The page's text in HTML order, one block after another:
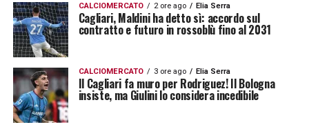
CALCIOMERCATO 2 ore ago Elia Serra
Cagliari, Maldini ha detto sì: accordo sul
contratto e futuro in rossoblù fino al 2031
CALCIOMERCATO 3 ore ago Elia Serra
Il Cagliari fa muro per Rodriguez! Il Bologna
insiste, ma Giulini lo considera incedibile